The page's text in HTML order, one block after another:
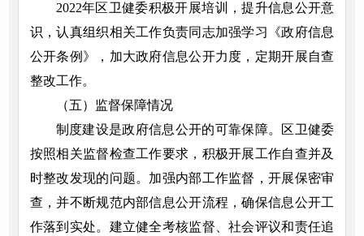
2022年区卫健委积极开展培训，提升信息公开意
识，认真组织相关工作负责同志加强学习《政府信息
公开条例》，加大政府信息公开力度，定期开展自查
整改工作。
（五）监督保障情况
制度建设是政府信息公开的可靠保障。区卫健委
按照相关监督检查工作要求，积极开展工作自查并及
时整改发现的问题。加强内部工作监督，开展保密审
查，并不断规范内部信息公开流程，确保信息公开工
作落到实处。建立健全考核监督、社会评议和责任追